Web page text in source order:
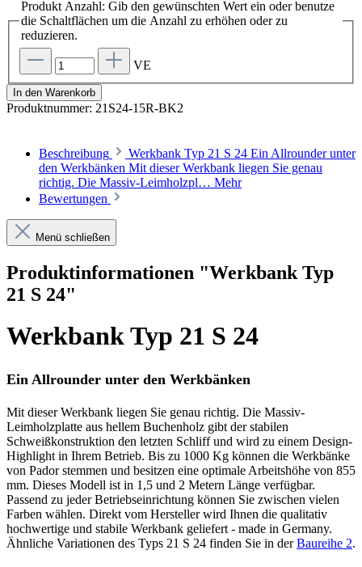
Produkt Anzahl: Gib den gewünschten Wert ein oder benutze
die Schaltflächen um die Anzahl zu erhöhen oder zu
reduzieren.
VE
In den Warenkorb
Produktnummer: 21S24-15R-BK2
Beschreibung
Werkbank Typ 21 S 24 Ein Allrounder unter
den Werkbänken Mit dieser Werkbank liegen Sie genau
richtig. Die Massiv-Leimholzpl… Mehr
Bewertungen
Menü schließen
Produktinformationen "Werkbank Typ
21 S 24"
Werkbank Typ 21 S 24
Ein Allrounder unter den Werkbänken
Mit dieser Werkbank liegen Sie genau richtig. Die Massiv-
Leimholzplatte aus hellem Buchenholz gibt der stabilen
Schweißkonstruktion den letzten Schliff und wird zu einem Design-
Highlight in Ihrem Betrieb. Bis zu 1000 Kg können die Werkbänke
von Pador stemmen und besitzen eine optimale Arbeitshöhe von 855
mm. Dieses Modell ist in 1,5 und 2 Metern Länge verfügbar.
Passend zu jeder Betriebseinrichtung können Sie zwischen vielen
Farben wählen. Direkt vom Hersteller wird Ihnen die qualitativ
hochwertige und stabile Werkbank geliefert - made in Germany.
Ähnliche Variationen des Typs 21 S 24 finden Sie in derBaureihe 2.